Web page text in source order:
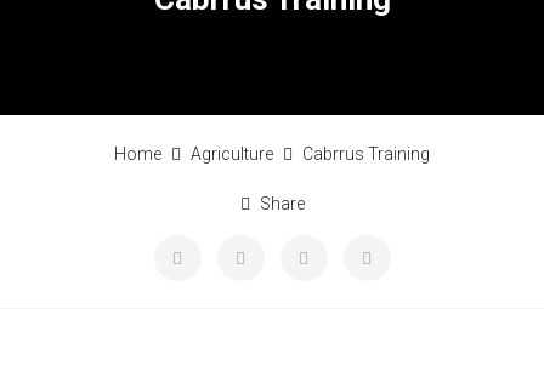
Home Agriculture Cabrrus Training
Share